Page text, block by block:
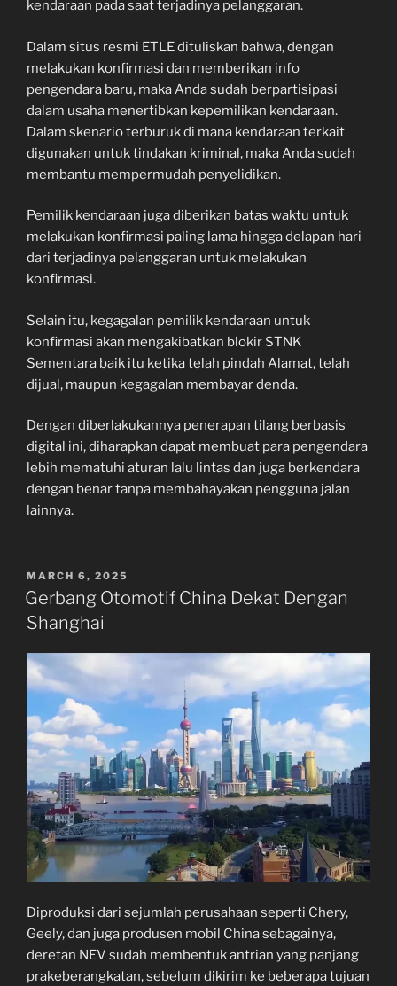
kendaraan pada saat terjadinya pelanggaran.
Dalam situs resmi ETLE dituliskan bahwa, dengan
melakukan konfirmasi dan memberikan info
pengendara baru, maka Anda sudah berpartisipasi
dalam usaha menertibkan kepemilikan kendaraan.
Dalam skenario terburuk di mana kendaraan terkait
digunakan untuk tindakan kriminal, maka Anda sudah
membantu mempermudah penyelidikan.
Pemilik kendaraan juga diberikan batas waktu untuk
melakukan konfirmasi paling lama hingga delapan hari
dari terjadinya pelanggaran untuk melakukan
konfirmasi.
Selain itu, kegagalan pemilik kendaraan untuk
konfirmasi akan mengakibatkan blokir STNK
Sementara baik itu ketika telah pindah Alamat, telah
dijual, maupun kegagalan membayar denda.
Dengan diberlakukannya penerapan tilang berbasis
digital ini, diharapkan dapat membuat para pengendara
lebih mematuhi aturan lalu lintas dan juga berkendara
dengan benar tanpa membahayakan pengguna jalan
lainnya.
POSTED
ON
MARCH 6, 2025
Gerbang Otomotif China Dekat Dengan
Shanghai
Diproduksi dari sejumlah perusahaan seperti Chery,
Geely, dan juga produsen mobil China sebagainya,
deretan NEV sudah membentuk antrian yang panjang
prakeberangkatan, sebelum dikirim ke beberapa tujuan